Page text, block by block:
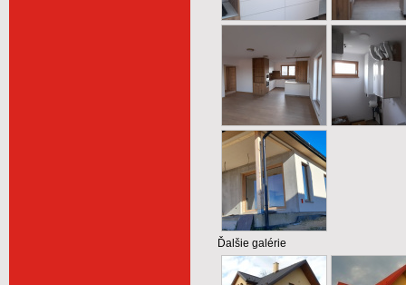
Ďalšie galérie